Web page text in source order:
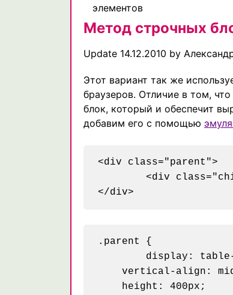
элементов
Метод строчных
Update 14.12.2010 by
Этот вариант так же
браузеров. Отличие в том,
блок, который и обеспечит
добавим его с помощью
<div class="parent">
.parent {
vertical-align:
    height: 400px;